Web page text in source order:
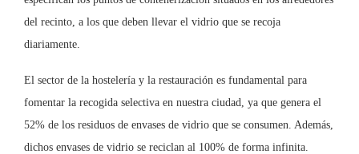
del recinto, a los que deben llevar el vidrio que se recoja
diariamente.
El sector de la hostelería y la restauración es fundamental para
fomentar la recogida selectiva en nuestra ciudad, ya que genera el
52% de los residuos de envases de vidrio que se consumen. Además,
dichos envases de vidrio se reciclan al 100% de forma infinita.